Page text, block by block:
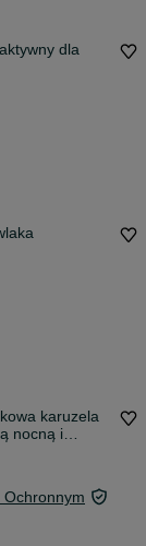
dla
karuzela
nocną i
Ochronnym